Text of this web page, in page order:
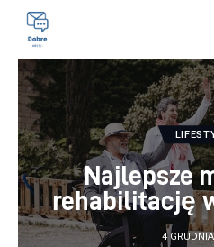
Lifestyle
Kunchnia i kulinaria
Zdrowie
Najlepsze
rehabilitację
4